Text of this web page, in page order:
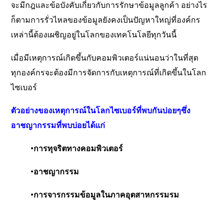
จะมีกฎและข้อบังคับเกี่ยวกับการรักษาข้อมูลลูกค้า อย่างไร
ก็ตามการรั่วไหลของข้อมูลยังคงเป็นปัญหาใหญ่ที่องค์กร
เหล่านี้ต้องเผชิญอยู่ในโลกของเทคโนโลยีทุกวันนี้
เมื่อมีเหตุการณ์เกิดขึ้นกับคอมพิวเตอร์แน่นอนว่าในที่สุด
ทุกองค์กรจะต้องมีการจัดการกับเหตุการณ์ที่เกิดขึ้นในโลก
ไซเบอร์
ตัวอย่างของเหตุการณ์ในโลกไซเบอร์ที่พบกันบ่อยๆซึ่ง
อาชญากรรมที่พบบ่อยได้แก่
•การทุจริตทางคอมพิวเตอร์
•อาชญากรรม
•การจารกรรมข้อมูลในภาคอุตสาหกรรมรม